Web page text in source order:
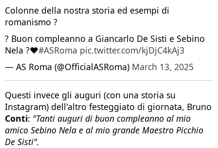
Colonne della nostra storia ed esempi di
romanismo ?
? Buon compleanno a Giancarlo De Sisti e Sebino
Nela ?❤️#ASRoma pic.twitter.com/kjDjC4kAj3
— AS Roma (@OfficialASRoma) March 13, 2025
Questi invece gli auguri (con una storia su
Instagram) dell'altro festeggiato di giornata, Bruno
Conti: "Tanti auguri di buon compleanno al mio
amico Sebino Nela e al mio grande Maestro Picchio
De Sisti".